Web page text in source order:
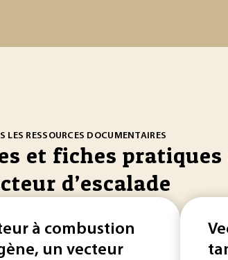
LES RESSOURCES DOCUMENTAIRES
et fiches pratiques
d’escalade
à combustion
un vecteur